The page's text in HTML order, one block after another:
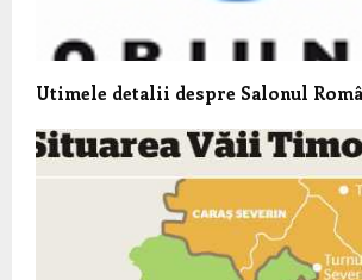
Utimele detalii despre Salonul